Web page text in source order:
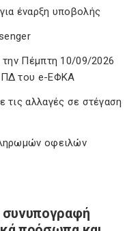
έναρξη υποβολής
Πέμπτη 10/09/2026
του e-ΕΦΚΑ
τις αλλαγές σε στέγαση
οφειλών